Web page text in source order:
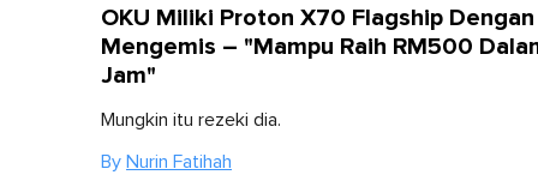
OKU Miliki Proton X70 Flagship
Mengemis – "Mampu Raih RM500
Jam"
Mungkin itu rezeki dia.
By Nurin Fatihah